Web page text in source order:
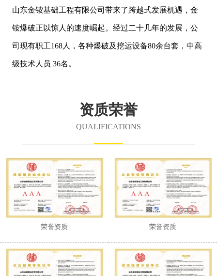
山东金铵基础工程有限公司带来了跨越式发展机遇，金
铵爆破正以惊人的速度崛起。经过二十几年的发展，公
司现有职工168人，各种爆破及挖运设备80余台套，中高
级技术人员 36名。
资质荣誉
QUALIFICATIONS
荣誉资质 荣誉资质